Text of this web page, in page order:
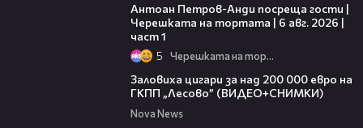
Антоан Петров-Анди посреща гости |
Черешката на тортата | 6 авг. 2026 |
част 1
5 Черешката на тортата
Заловиха цигари за над 200 000 евро на
ГКПП „Лесово” (ВИДЕО+СНИМКИ)
Nova News